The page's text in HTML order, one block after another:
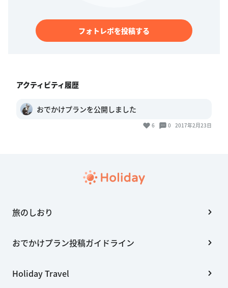
フォトレポを投稿する
アクティビティ履歴
おでかけプランを公開しました
6 0 2017年2月23日
旅のしおり
おでかけプラン投稿ガイドライン
Holiday Travel